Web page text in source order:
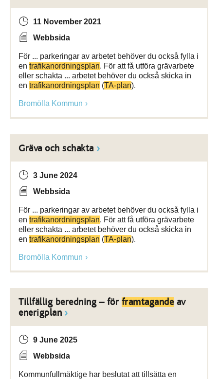
11 November 2021
Webbsida
För ... parkeringar av arbetet behöver du också fylla i
en trafikanordningsplan. För att få utföra grävarbete
eller schakta ... arbetet behöver du också skicka in
en trafikanordningsplan (TA-plan).
Bromölla Kommun
Gräva och schakta
3 June 2024
Webbsida
För ... parkeringar av arbetet behöver du också fylla i
en trafikanordningsplan. För att få utföra grävarbete
eller schakta ... arbetet behöver du också skicka in
en trafikanordningsplan (TA-plan).
Bromölla Kommun
Tillfällig beredning – för framtagandeav
enerigplan
9 June 2025
Webbsida
Kommunfullmäktige har beslutat att tillsätta en